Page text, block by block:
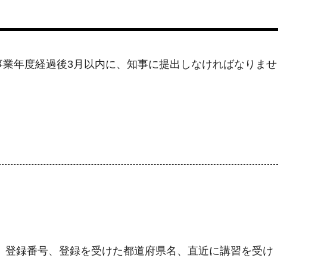
年度経過後3月以内に、知事に提出しなければなりませ
録番号、登録を受けた都道府県名、直近に講習を受け